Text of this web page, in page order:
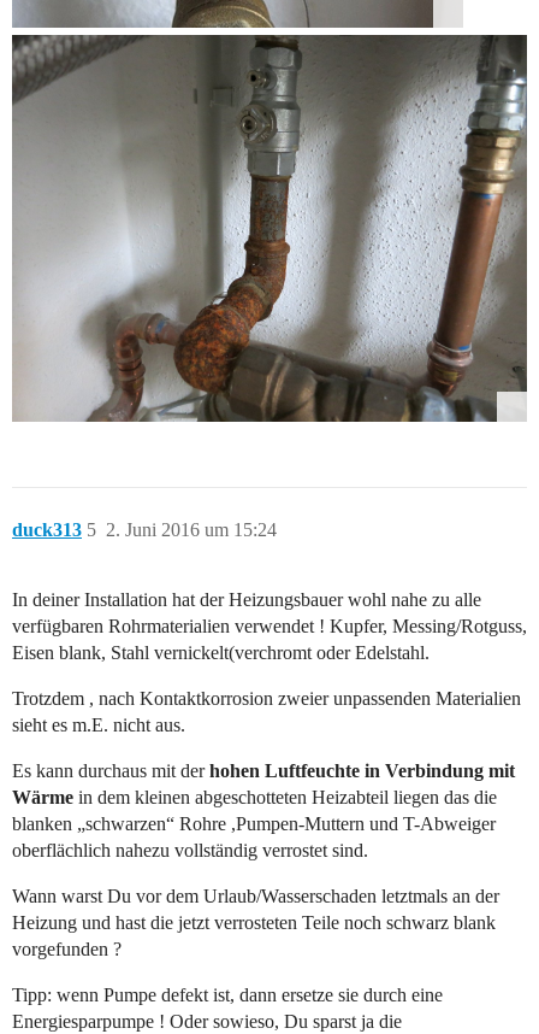
duck313 2. Juni 2016 um 15:24
5
In deiner Installation hat der Heizungsbauer wohl nahe zu alle
verfügbaren Rohrmaterialien verwendet ! Kupfer, Messing/Rotguss,
Eisen blank, Stahl vernickelt(verchromt oder Edelstahl.
Trotzdem , nach Kontaktkorrosion zweier unpassenden Materialien
sieht es m.E. nicht aus.
Es kann durchaus mit derhohen Luftfeuchte in Verbindung mit
Wärme in dem kleinen abgeschotteten Heizabteil liegen das die
blanken „schwarzen“ Rohre ,Pumpen-Muttern und T-Abweiger
oberflächlich nahezu vollständig verrostet sind.
Wann warst Du vor dem Urlaub/Wasserschaden letztmals an der
Heizung und hast die jetzt verrosteten Teile noch schwarz blank
vorgefunden ?
Tipp: wenn Pumpe defekt ist, dann ersetze sie durch eine
Energiesparpumpe ! Oder sowieso, Du sparst ja die